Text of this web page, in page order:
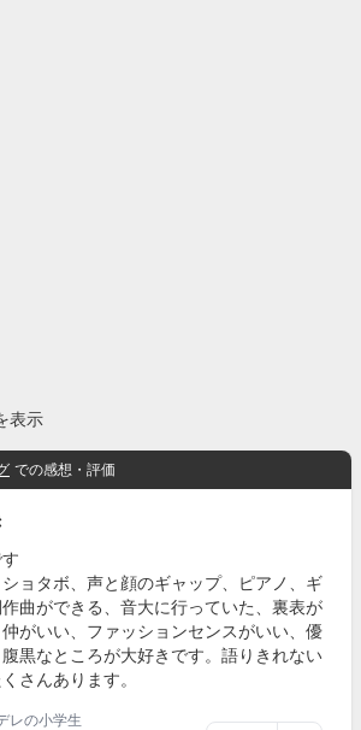
表示
での感想・評価
ョタボ、声と顔のギャップ、ピアノ、ギ
曲ができる、音大に行っていた、裏表が
がいい、ファッションセンスがいい、優
黒なところが大好きです。語りきれない
さんあります。
レの小学生